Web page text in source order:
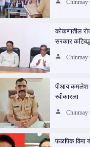
Chinmay
कोकणातील
सरकार
Chinmay
पीआय कमलेश
स्वीकारला
Chinmay
फळपिक विमा